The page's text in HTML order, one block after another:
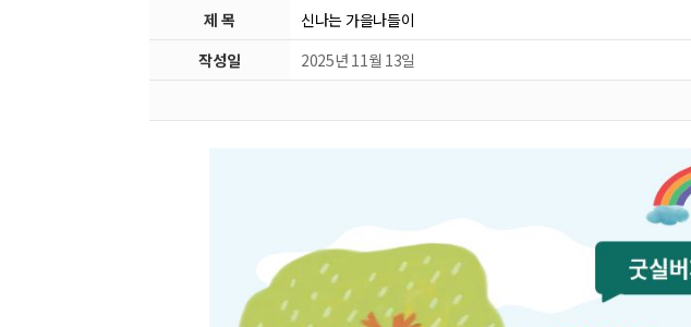
제 목
신나는 가을나들이
작성일
2025년 11월 13일